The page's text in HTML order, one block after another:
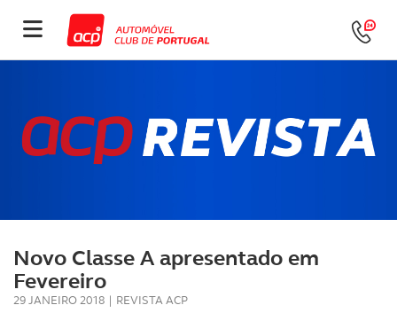
Novo Classe A apresentado em
Fevereiro
29 JANEIRO 2018 | REVISTA ACP